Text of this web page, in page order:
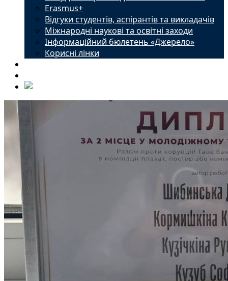
Erasmus+
Відгуки студентів, аспірантів та викладачів
Міжнародні наукові та освітні заходи
Інформаційний бюлетень «Джерело»
Корисні лінки